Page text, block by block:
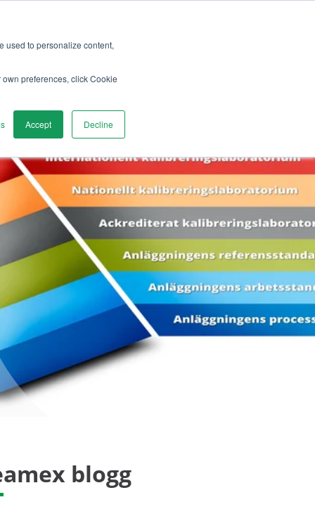
used to personalize content,
preferences, click Cookie
Accept Decline
blogg